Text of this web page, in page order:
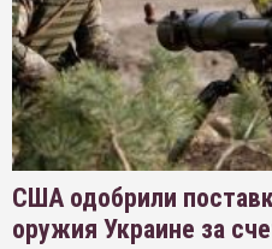
США одобрили
оружия Украине за